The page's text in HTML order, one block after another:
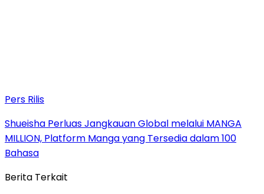
Pers Rilis
Shueisha Perluas Jangkauan Global melalui MANGA
MILLION, Platform Manga yang Tersedia dalam 100
Bahasa
Berita Terkait